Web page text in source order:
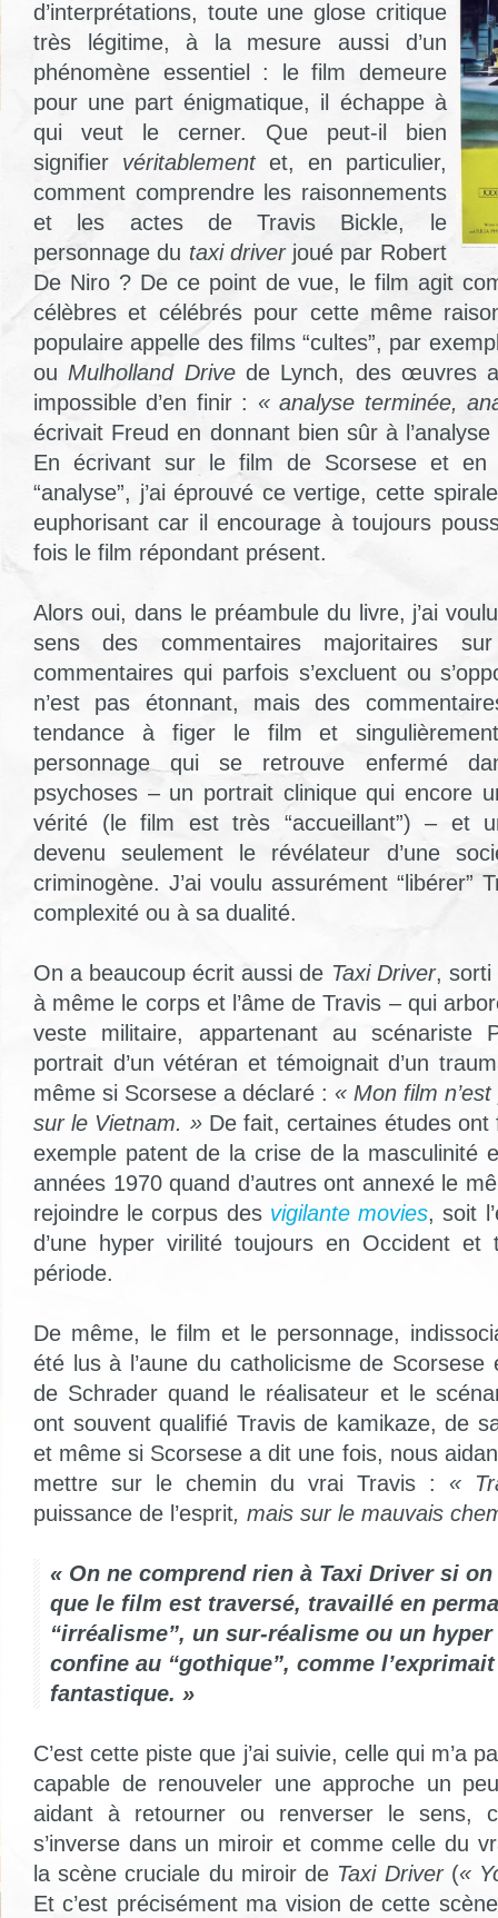
d’interprétations, toute une glose critique
très légitime, à la mesure aussi d’un
phénomène essentiel : le film demeure
pour une part énigmatique, il échappe à
qui veut le cerner. Que peut-il bien
signifier véritablementet, en particulier,
comment comprendre les raisonnements
et les actes de Travis Bickle, le
personnage du taxi driverjoué par Robert
De Niro ? De ce point de vue, le film agit
célèbres et célébrés pour cette même
populaire appelle des films “cultes”, par
ou Mulholland Drivede Lynch, des œuvres
impossible d’en finir : « analyse terminée,
écrivait Freud en donnant bien sûr à
En écrivant sur le film de Scorsese et en
“analyse”, j’ai éprouvé ce vertige, cette
euphorisant car il encourage à toujours
fois le film répondant présent.
Alors oui, dans le préambule du livre, j’ai
sens des commentaires majoritaires
commentaires qui parfois s’excluent ou
n’est pas étonnant, mais des
tendance à figer le film et
personnage qui se retrouve enfermé
psychoses – un portrait clinique qui encore
vérité (le film est très “accueillant”) – et
devenu seulement le révélateur d’une
criminogène. J’ai voulu assurément “libérer”
complexité ou à sa dualité.
On a beaucoup écrit aussi de Taxi Driver, sorti
à même le corps et l’âme de Travis – qui
veste militaire, appartenant au scénariste
portrait d’un vétéran et témoignait d’un
même si Scorsese a déclaré : « Mon film
sur le Vietnam. »De fait, certaines études
exemple patent de la crise de la masculinité
années 1970 quand d’autres ont annexé le
rejoindre le corpus des vigilante movies, soit
d’une hyper virilité toujours en Occident
période.
De même, le film et le personnage,
été lus à l’aune du catholicisme de Scorsese
de Schrader quand le réalisateur et le
ont souvent qualifié Travis de kamikaze, de
et même si Scorsese a dit une fois, nous
mettre sur le chemin du vrai Travis : «
puissance de l’esprit, mais sur le mauvais
« On ne comprend rien à Taxi Driver si
que le film est traversé, travaillé en
“irréalisme”, un sur-réalisme ou un
confine au “gothique”, comme
fantastique. »
C’est cette piste que j’ai suivie, celle qui m’a
capable de renouveler une approche un
aidant à retourner ou renverser le sens,
s’inverse dans un miroir et comme celle du
la scène cruciale du miroir de Taxi Driver(«
Et c’est précisément ma vision de cette